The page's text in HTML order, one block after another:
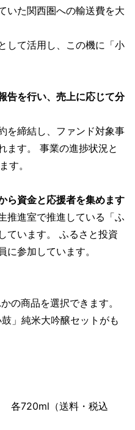
いた関西圏への輸送費を大
して活用し、この機に「小
告を行い、売上に応じて分
を締結し、ファンド対象事
ます。 事業の進捗状況と
す。
ら資金と応援者を集めます
推進室で推進している「ふ
ています。 ふるさと投資
参加しています。
の商品を選択できます。
」純米大吟醸セットがも
各720ml（送料・税込